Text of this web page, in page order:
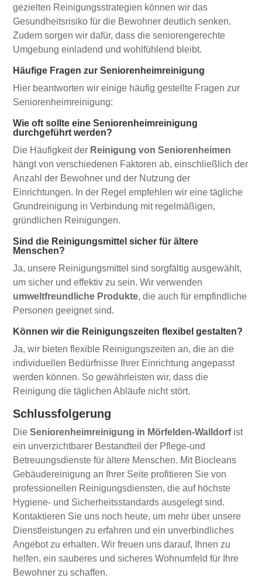
gezielten Reinigungsstrategien können wir das
Gesundheitsrisiko für die Bewohner deutlich senken.
Zudem sorgen wir dafür, dass die seniorengerechte
Umgebung einladend und wohlfühlend bleibt.
Häufige Fragen zur Seniorenheimreinigung
Hier beantworten wir einige häufig gestellte Fragen zur
Seniorenheimreinigung:
Wie oft sollte eine Seniorenheimreinigung
durchgeführt werden?
Die Häufigkeit der Reinigung von Seniorenheimen
hängt von verschiedenen Faktoren ab, einschließlich der
Anzahl der Bewohner und der Nutzung der
Einrichtungen. In der Regel empfehlen wir eine tägliche
Grundreinigung in Verbindung mit regelmäßigen,
gründlichen Reinigungen.
Sind die Reinigungsmittel sicher für ältere
Menschen?
Ja, unsere Reinigungsmittel sind sorgfältig ausgewählt,
um sicher und effektiv zu sein. Wir verwenden
umweltfreundliche Produkte, die auch für empfindliche
Personen geeignet sind.
Können wir die Reinigungszeiten flexibel gestalten?
Ja, wir bieten flexible Reinigungszeiten an, die an die
individuellen Bedürfnisse Ihrer Einrichtung angepasst
werden können. So gewährleisten wir, dass die
Reinigung die täglichen Abläufe nicht stört.
Schlussfolgerung
DieSeniorenheimreinigung in Mörfelden-Walldorfist
ein unverzichtbarer Bestandteil der Pflege-und
Betreuungsdienste für ältere Menschen. Mit Biocleans
Gebäudereinigung an Ihrer Seite profitieren Sie von
professionellen Reinigungsdiensten, die auf höchste
Hygiene- und Sicherheitsstandards ausgelegt sind.
Kontaktieren Sie uns noch heute, um mehr über unsere
Dienstleistungen zu erfahren und ein unverbindliches
Angebot zu erhalten. Wir freuen uns darauf, Ihnen zu
helfen, ein sauberes und sicheres Wohnumfeld für Ihre
Bewohner zu schaffen.